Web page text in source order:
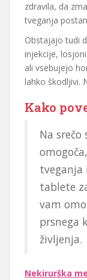
zdravila, da
tveganja
Obstajajo tudi
injekcije,
ali vsebujejo
lahko škodljivi.
Kako
Na srečo
tveganja
tablete
vam
prsnega
življenja.
Nekirurška